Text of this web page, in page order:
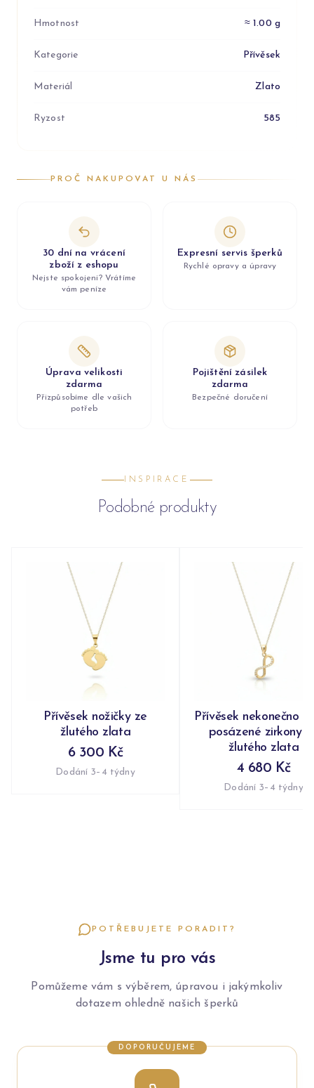
Hmotnost ≈ 1.00 g
Kategorie Přívěsek
Materiál Zlato
Ryzost 585
PROČ NAKUPOVAT U NÁS
30 dní na vrácení
zboží z eshopu
Nejste spokojeni? Vrátíme
vám peníze
Expresní servis šperků
Rychlé opravy a úpravy
Úprava velikosti
zdarma
Přizpůsobíme dle vašich
potřeb
Pojištění zásilek
zdarma
Bezpečné doručení
INSPIRACE
Podobné produkty
Přívěsek nožičky ze
žlutého zlata
6 300 Kč
Dodání 3–4 týdny
Přívěsek nekonečno
posázené zirkony
žlutého zlata
4 680 Kč
Dodání 3–4 týdny
POTŘEBUJETE PORADIT?
Jsme tu pro vás
Pomůžeme vám s výběrem, úpravou i jakýmkoliv
dotazem ohledně našich šperků
DOPORUČUJEME